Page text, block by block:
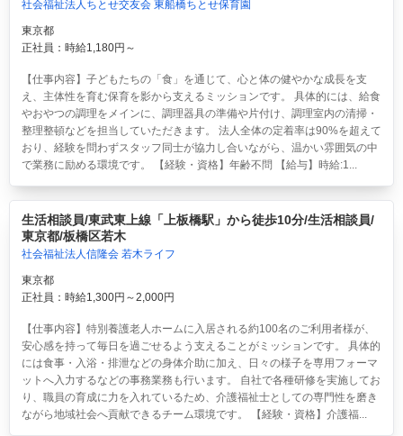
社会福祉法人ちとせ交友会 東船橋ちとせ保育園
東京都
正社員：時給1,180円～
【仕事内容】子どもたちの「食」を通じて、心と体の健やかな成長を支
え、主体性を育む保育を影から支えるミッションです。 具体的には、給食
やおやつの調理をメインに、調理器具の準備や片付け、調理室内の清掃・
整理整頓などを担当していただきます。 法人全体の定着率は90%を超えて
おり、経験を問わずスタッフ同士が協力し合いながら、温かい雰囲気の中
で業務に励める環境です。 【経験・資格】年齢不問 【給与】時給:1...
生活相談員/東武東上線「上板橋駅」から徒歩10分/生活相談員/
東京都/板橋区若木
社会福祉法人信隆会 若木ライフ
東京都
正社員：時給1,300円～2,000円
【仕事内容】特別養護老人ホームに入居される約100名のご利用者様が、
安心感を持って毎日を過ごせるよう支えることがミッションです。 具体的
には食事・入浴・排泄などの身体介助に加え、日々の様子を専用フォーマ
ットへ入力するなどの事務業務も行います。 自社で各種研修を実施してお
り、職員の育成に力を入れているため、介護福祉士としての専門性を磨き
ながら地域社会へ貢献できるチーム環境です。 【経験・資格】介護福...